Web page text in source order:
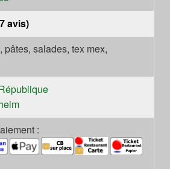
avis)
pâtes, salades, tex mex,
: